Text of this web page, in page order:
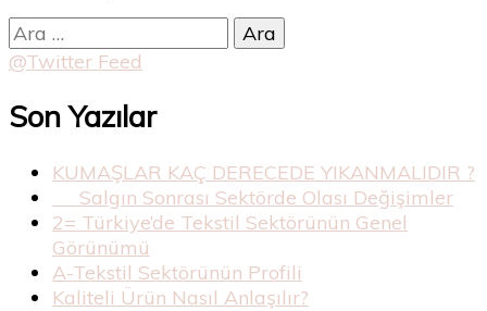
Arama:
@Twitter Feed
Son Yazılar
KUMAŞLAR KAÇ DERECEDE YIKANMALIDIR ?
Salgın Sonrası Sektörde Olası Değişimler
2= Türkiye’de Tekstil Sektörünün Genel
Görünümü
A-Tekstil Sektörünün Profili
Kaliteli Ürün Nasıl Anlaşılır?